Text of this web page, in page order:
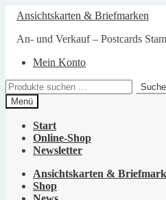
Zur
Navigation
springen
Zum
Inhalt
springen
Ansichtskarten & Briefmarken
An- und Verkauf – Postcards
Mein Konto
Suchen
nach:
Menü
Start
Online-Shop
Newsletter
Ansichtskarten &
Shop